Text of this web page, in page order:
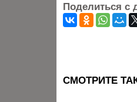
Поделиться с
CМОТРИТЕ